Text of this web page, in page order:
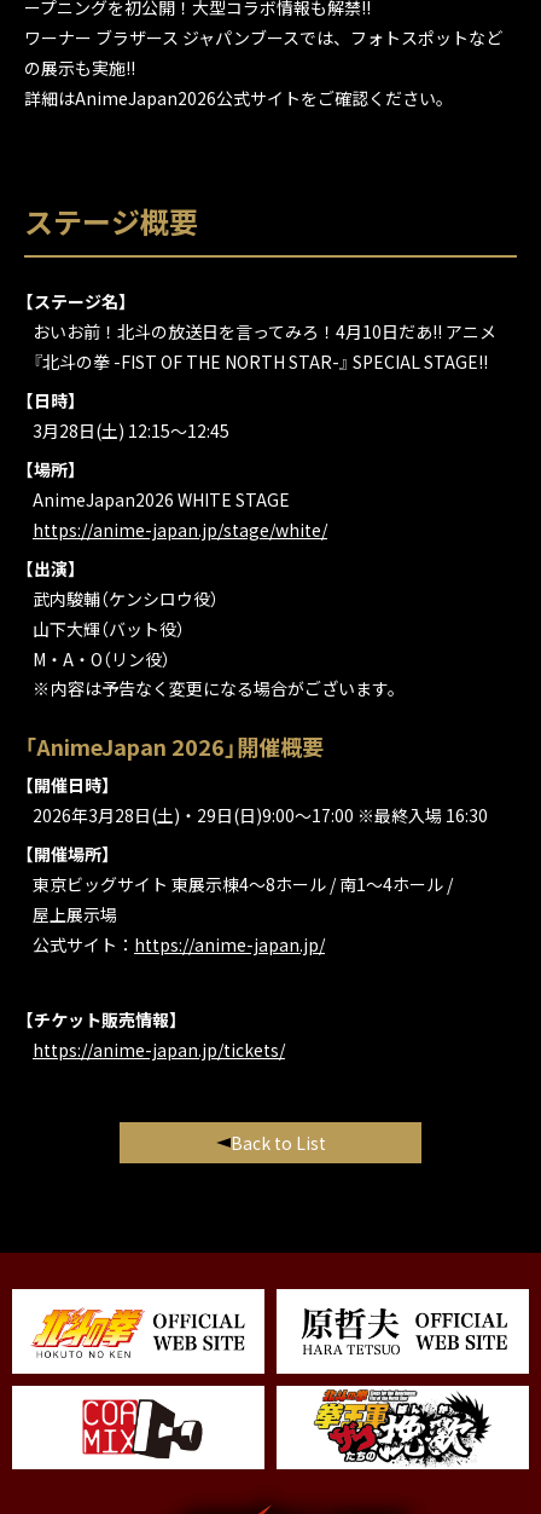
ープニングを初公開！大型コラボ情報も解禁!!
ワーナー ブラザース ジャパンブースでは、フォトスポットなど
の展示も実施!!
詳細はAnimeJapan2026公式サイトをご確認ください。
ステージ概要
【ステージ名】
おいお前！ 北斗の放送日を言ってみろ！ 4月10日だあ!! アニメ
『北斗の拳 -FIST OF THE NORTH STAR-』 SPECIAL STAGE!!
【日時】
3月28日(土) 12:15～12:45
【場所】
AnimeJapan2026 WHITE STAGE
https://anime-japan.jp/stage/white/
【出演】
武内駿輔（ケンシロウ役）
山下大輝（バット役）
M・A・O（リン役）
内容は予告なく変更になる場合がございます。
「AnimeJapan 2026」開催概要
【開催日時】
2026年3月28日(土)・29日(日)9:00～17:00 ※最終入場 16:30
【開催場所】
東京ビッグサイト 東展示棟4～8ホール / 南1～4ホール /
屋上展示場
公式サイト： https://anime-japan.jp/
【チケット販売情報】
https://anime-japan.jp/tickets/
Back to List